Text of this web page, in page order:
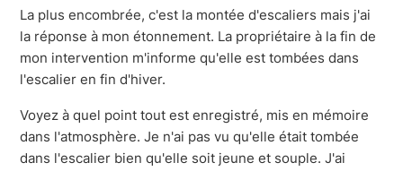
La plus encombrée, c'est la montée d'escaliers mais j'ai
la réponse à mon étonnement. La propriétaire à la fin de
mon intervention m'informe qu'elle est tombées dans
l'escalier en fin d'hiver.
Voyez à quel point tout est enregistré, mis en mémoire
dans l'atmosphère. Je n'ai pas vu qu'elle était tombée
dans l'escalier bien qu'elle soit jeune et souple. J'ai